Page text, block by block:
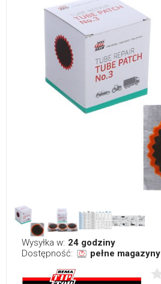
Wysyłka w: 24 godziny
Dostępność:
pełne magazyny